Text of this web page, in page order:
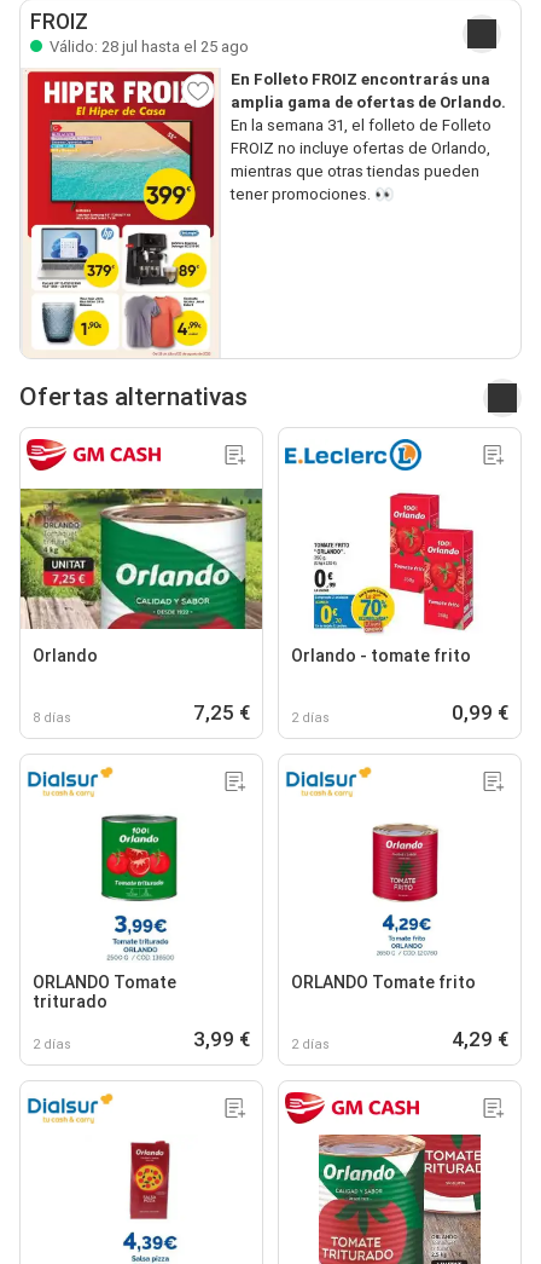
FROIZ
Válido: 28 jul hasta el 25 ago
En Folleto FROIZ encontrarás una
amplia gama de ofertas de Orlando.
En la semana 31, el folleto de Folleto
FROIZ no incluye ofertas de Orlando,
mientras que otras tiendas pueden
tener promociones. 👀
Ofertas alternativas
Orlando
8 días 7,25 €
Orlando - tomate frito
2 días 0,99 €
ORLANDO Tomate
triturado
2 días 3,99 €
ORLANDO Tomate frito
2 días 4,29 €